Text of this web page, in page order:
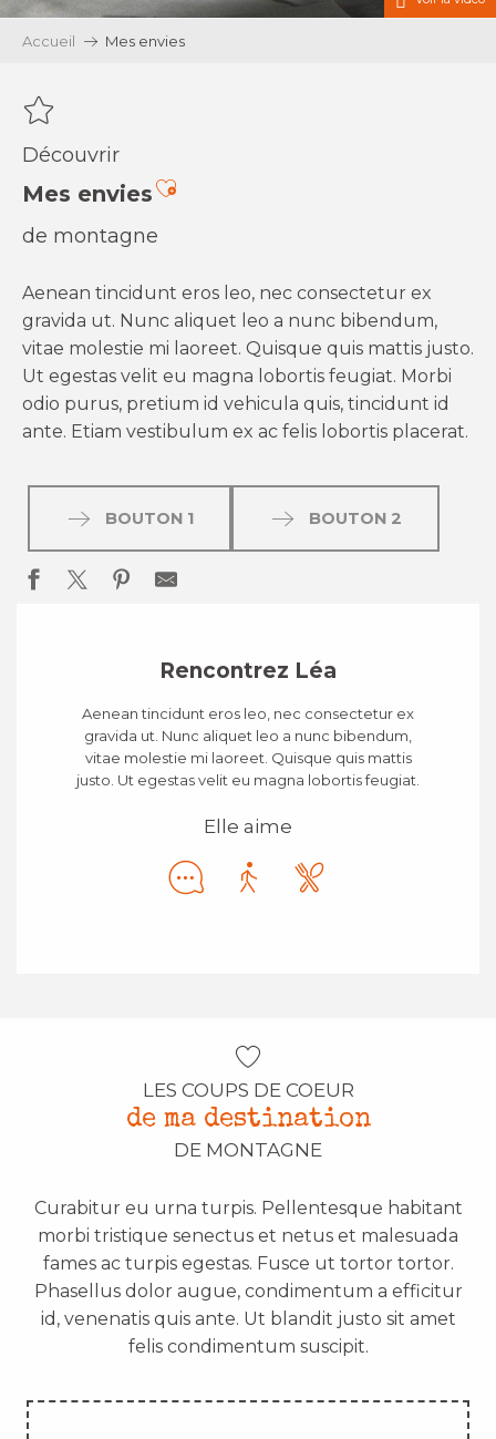
Accueil Mes envies
Découvrir
Mes enviesAjouter aux favoris
de montagne
Aenean tincidunt eros leo, nec consectetur ex
gravida ut. Nunc aliquet leo a nunc bibendum,
vitae molestie mi laoreet. Quisque quis mattis justo.
Ut egestas velit eu magna lobortis feugiat. Morbi
odio purus, pretium id vehicula quis, tincidunt id
ante. Etiam vestibulum ex ac felis lobortis placerat.
BOUTON 1 BOUTON 2
Rencontrez Léa
Aenean tincidunt eros leo, nec consectetur ex
gravida ut. Nunc aliquet leo a nunc bibendum,
vitae molestie mi laoreet. Quisque quis mattis
justo. Ut egestas velit eu magna lobortis feugiat.
Elle aime
LES COUPS DE COEUR
de ma destination
DE MONTAGNE
Curabitur eu urna turpis. Pellentesque habitant
morbi tristique senectus et netus et malesuada
fames ac turpis egestas. Fusce ut tortor tortor.
Phasellus dolor augue, condimentum a efficitur
id, venenatis quis ante. Ut blandit justo sit amet
felis condimentum suscipit.